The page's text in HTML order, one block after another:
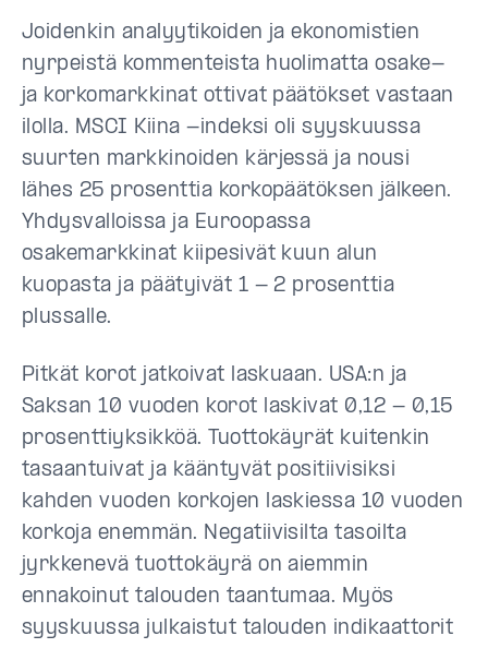
Joidenkin analyytikoiden ja ekonomistien
nyrpeistä kommenteista huolimatta osake-
ja korkomarkkinat ottivat päätökset vastaan
ilolla. MSCI Kiina -indeksi oli syyskuussa
suurten markkinoiden kärjessä ja nousi
lähes 25 prosenttia korkopäätöksen jälkeen.
Yhdysvalloissa ja Euroopassa
osakemarkkinat kiipesivät kuun alun
kuopasta ja päätyivät 1 - 2 prosenttia
plussalle.
Pitkät korot jatkoivat laskuaan. USA:n ja
Saksan 10 vuoden korot laskivat 0,12 - 0,15
prosenttiyksikköä. Tuottokäyrät kuitenkin
tasaantuivat ja kääntyvät positiivisiksi
kahden vuoden korkojen laskiessa 10 vuoden
korkoja enemmän. Negatiivisilta tasoilta
jyrkkenevä tuottokäyrä on aiemmin
ennakoinut talouden taantumaa. Myös
syyskuussa julkaistut talouden indikaattorit